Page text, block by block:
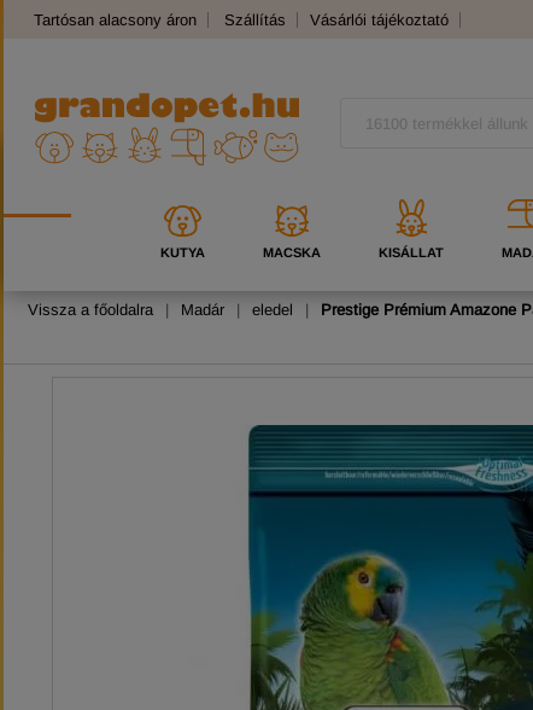
Tartósan alacsony áron Szállítás Vásárlói tájékoztató
KUTYA MACSKA KISÁLLAT
Vissza a főoldalra | Madár | eledel | Prestige Prémium Amazone